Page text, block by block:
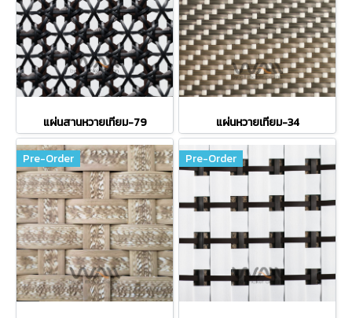
แผ่นสานหวายเทียม-79 แผ่นหวายเทียม-34
Pre-Order Pre-Order